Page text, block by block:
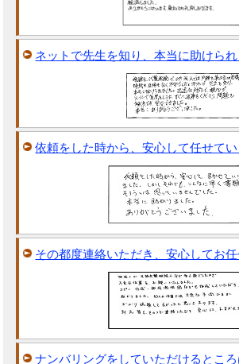
ネットで先生を知り、本当に助けられ
依頼をした時から、安心して任せて
その都度連絡いただき、安心してお
ナンバリングをしていただけるとこ